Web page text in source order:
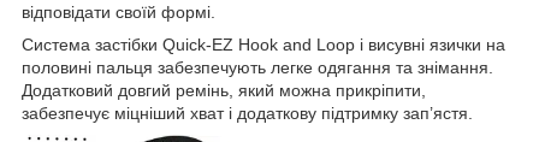
відповідати своїй формі.
Система застібки Quick-EZ Hook and Loop і висувні язички на
половині пальця забезпечують легке одягання та знімання.
Додатковий довгий ремінь, який можна прикріпити,
забезпечує міцніший хват і додаткову підтримку зап’ястя.